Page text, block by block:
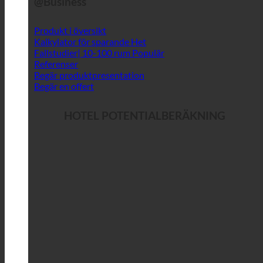
Produkt i översikt
Kalkylator för sparande
Fallstudier| 10-100 rum
Referenser
Begär produktpresentation
Begär en offert